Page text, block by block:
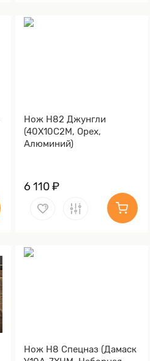
Нож Н82 Джунгли
(40Х10С2М, Орех,
Алюминий)
6 110 ₽
Нож Н8 Спецназ (Дамаск